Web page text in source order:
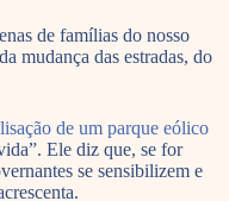
de famílias do nosso
mudança das estradas, do
de um parque eólico
Ele diz que, se for
se sensibilizem e